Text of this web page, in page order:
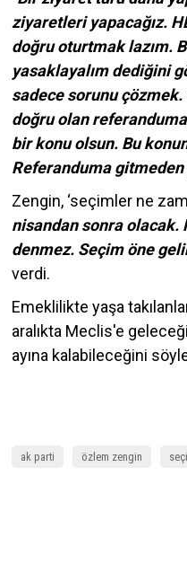
ziyaretleri yapacağız.
doğru oturtmak lazım.
yasaklayalım dediğini
sadece sorunu
doğru olan
bir konu olsun. Bu
Referanduma
Zengin, ‘seçimler ne
nisandan sonra olacak.
denmez. Seçim öne
verdi.
Emeklilikte yaşa
aralıkta Meclis'e
ayına kalabileceğini
ak parti özlem zengin